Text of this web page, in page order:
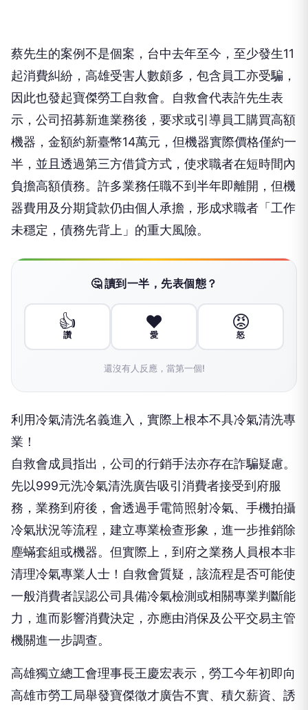
蔡先生的案例不是個案，台中去年至今，至少發生11
起消費糾紛，高雄受害人數頗多，包含員工亦受騙，
因此也發起寶傑勞工自救會。自救會代表許先生表
示，公司招募新進業務後，要求或引導員工購買高額
機器，金額約新臺幣14萬元，但機器實際價格僅約一
半，並且透過第三方借貸方式，使求職者在短時間內
負擔高額債務。許多業務任職不到半年即離開，但機
器費用及分期貸款仍由個人承擔，形成求職者「工作
未穩定，債務先背上」的重大風險。
🤔 讀到一半，先表個態？
👍
讚
❤️
愛
😡
怒
還沒有人反應，當第一個!
利用冷氣清洗名義進入，實際上根本不具冷氣清洗專
業！
自救會成員指出，公司的行銷手法亦存在詐騙疑慮。
先以999元洗冷氣清洗廣告吸引消費者接受到府服
務，業務到府後，會透過手電筒照射冷氣、手機拍攝
冷氣狀況等流程，建立專業檢查形象，進一步推銷除
塵蟎套組或機器。但實際上，到府之業務人員根本非
清理冷氣專業人士！自救會質疑，該流程是否可能使
一般消費者誤認公司具備冷氣檢測或相關專業判斷能
力，進而影響消費決定，亦應由消保及公平交易主管
機關進一步調查。
高雄獨立總工會理事長王慶宏表示，勞工今年初即向
高雄市勞工局舉發寶傑徵才廣告不實、積欠薪資、誘